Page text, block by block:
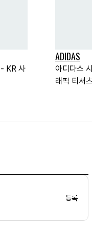
KR 사
ADIDAS
아디다스
래픽 티셔츠
등록